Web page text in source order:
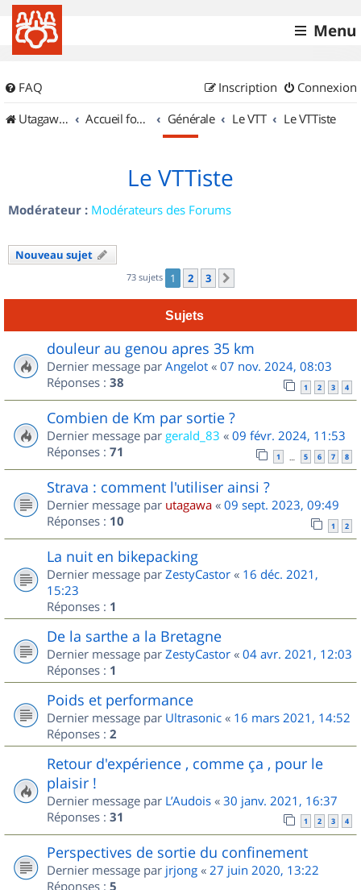
Menu
FAQ Connexion
Inscription
UtagawaVTT (Randos VTT et VTTAE avec traces GPS)
Accueil forum Générale Le VTT Le VTTiste
Le VTTiste
Modérateur : Modérateurs des Forums
Nouveau sujet
73 sujets 1 2 3
Sujets
douleur au genou apres 35 km
Dernier message par Angelot « 07 nov. 2024, 08:03
Réponses : 38 1 2 3 4
Combien de Km par sortie ?
Dernier message par gerald_83 « 09 févr. 2024, 11:53
Réponses : 71 1 … 5 6 7 8
Strava : comment l'utiliser ainsi ?
Dernier message par utagawa « 09 sept. 2023, 09:49
Réponses : 10 1 2
La nuit en bikepacking
Dernier message par ZestyCastor « 16 déc. 2021,
15:23
Réponses : 1
De la sarthe a la Bretagne
Dernier message par ZestyCastor « 04 avr. 2021, 12:03
Réponses : 1
Poids et performance
Dernier message par Ultrasonic « 16 mars 2021, 14:52
Réponses : 2
Retour d'expérience , comme ça , pour le
plaisir !
Dernier message par L’Audois « 30 janv. 2021, 16:37
Réponses : 31 1 2 3 4
Perspectives de sortie du confinement
Dernier message par jrjong « 27 juin 2020, 13:22
Réponses : 5